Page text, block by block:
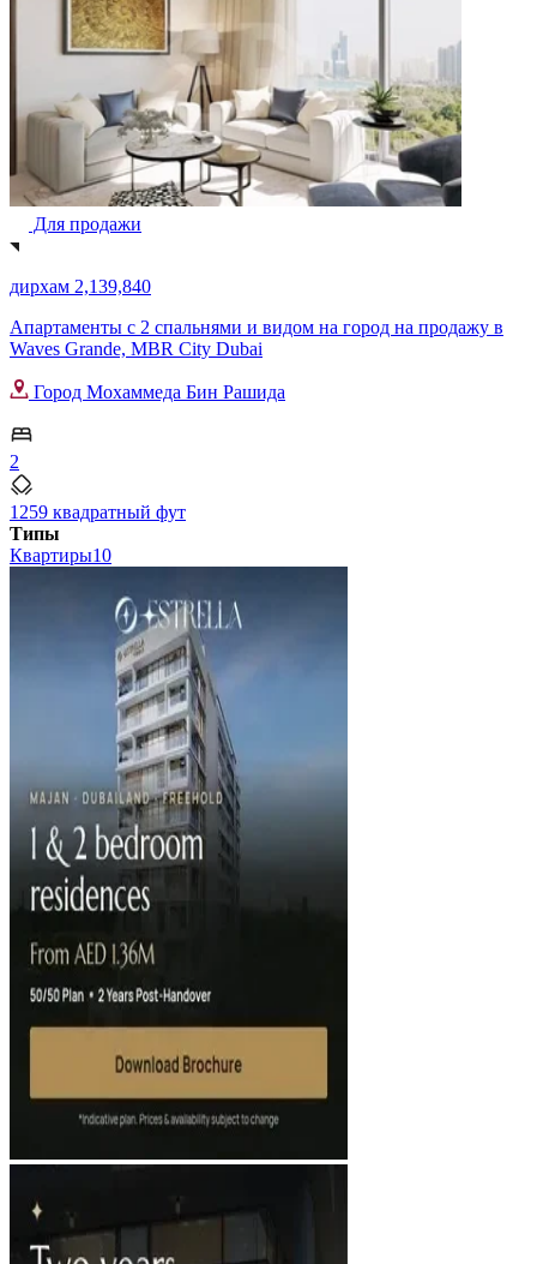
Для продажи
дирхам 2,139,840
Апартаменты с 2 спальнями и видом на город на продажу в
Waves Grande, MBR City Dubai
Город Мохаммеда Бин Рашида
2
1259 квадратный фут
Типы
Квартиры10